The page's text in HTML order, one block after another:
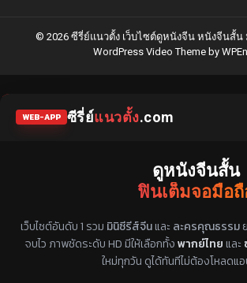
© 2026 ซีรี่ย์แนวตั้ง เว็บไซต์ดูหนังจีน หนังจีนสั้
WordPress Video Themeby
WEB-APP ซีรี่ย์แนวตั้ง.com
ดูหนังจีนสั้น
ฟินเต็มจอมือถื
เว็บไซต์อันดับ 1 รวม มินิซีรีส์จีนและ ละครคุณธรรม
จบไว ภาพชัดระดับ HD มีให้เลือกทั้งพากย์ไทยและ
ใหม่ทุกวัน ดูได้ทันทีไม่ต้องโหลดแ